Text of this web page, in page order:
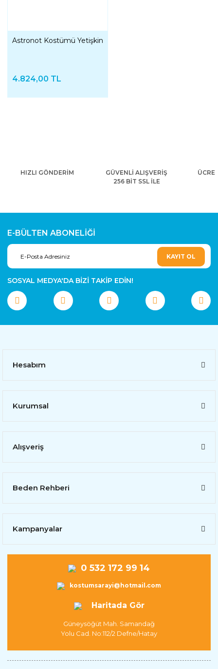
Astronot Kostümü Yetişkin
4.824,00 TL
HIZLI GÖNDERİM
GÜVENLİ ALIŞVERİŞ
256 BİT SSL İLE
E-BÜLTEN ABONELİĞİ
KAYIT OL
SOSYAL MEDYA'DA BİZİ TAKİP EDİN!
Hesabım
Kurumsal
Alışveriş
Beden Rehberi
Kampanyalar
0 532 172 99 14
kostumsarayi@hotmail.com
Haritada Gör
Güneysöğüt Mah. Samandağ
Yolu Cad. No:112/2 Defne/Hatay